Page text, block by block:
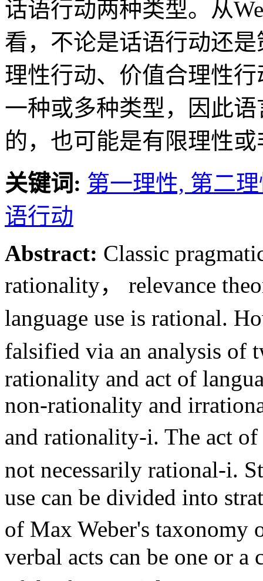
话语行动两种类型。从
看，不论是话语行动还
理性行动、价值合理性
一种或多种类型，因此
的，也可能是有限理性
关键词: 第一理性, 第二
语行动
Abstract: Classic
rationality， relevance
language use is rational.
falsified via an analysis of
rationality and act of
non-rationality and
and rationality-i. The act
not necessarily rational-i.
use can be divided into
of Max Weber's taxonomy
verbal acts can be one or